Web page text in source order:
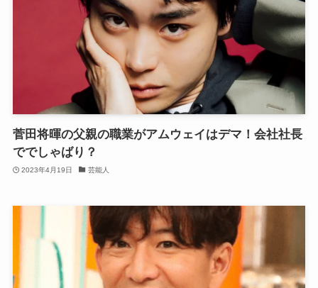
菅田将暉の父親の職業がアムウェイはデマ！会社社長
ででしゃばり？
2023年4月19日 芸能人